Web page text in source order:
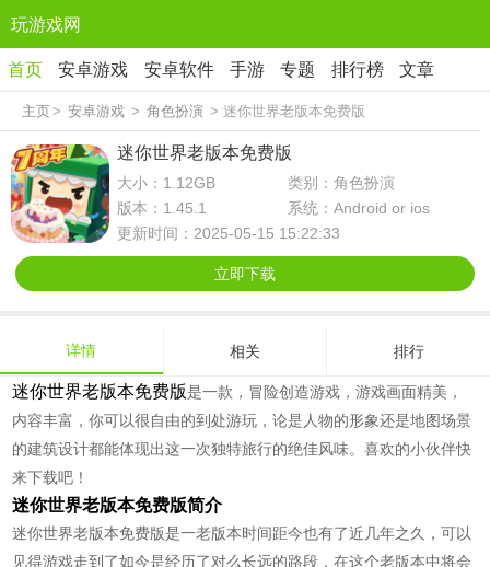
玩游戏网
首页 安卓游戏 安卓软件 手游 专题 排行榜 文章
主页> 安卓游戏 > 角色扮演 > 迷你世界老版本免费版
迷你世界老版本免费版
大小：1.12GB
类别：角色扮演
版本：1.45.1
系统：Android or ios
更新时间：2025-05-15 15:22:33
立即下载
详情 相关 排行
迷你世界老版本免费版是一款，冒险创造游戏，游戏画面精美，
内容丰富，你可以很自由的到处游玩，论是人物的形象还是地图场景
的建筑设计都能体现出这一次独特旅行的绝佳风味。喜欢的小伙伴快
来下载吧！
迷你世界老版本免费版简介
迷你世界老版本免费版是一老版本时间距今也有了近几年之久，可以
见得游戏走到了如今是经历了对么长远的路段，在这个老版本中将会